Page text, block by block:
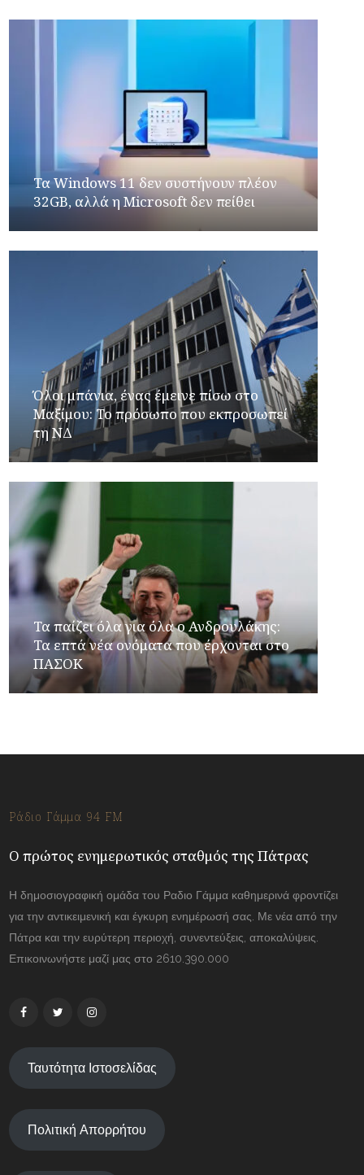
Τα Windows 11 δεν συστήνουν πλέον
32GB, αλλά η Microsoft δεν πείθει
Όλοι μπάνια, ένας έμεινε πίσω στο
Μαξίμου: Το πρόσωπο που εκπροσωπεί
τη ΝΔ
Τα παίζει όλα για όλα ο Ανδρουλάκης:
Τα επτά νέα ονόματα που έρχονται στο
ΠΑΣΟΚ
Ράδιο Γάμμα 94 FM
Ο πρώτος ενημερωτικός σταθμός της Πάτρας
Η δημοσιογραφική ομάδα του Ραδιο Γάμμα καθημερινά φροντίζει
για την αντικειμενική και έγκυρη ενημέρωσή σας. Με νέα από την
Πάτρα και την ευρύτερη περιοχή, συνεντεύξεις, αποκαλύψεις.
Επικοινωνήστε μαζί μας στο 2610.390.000
Ταυτότητα Ιστοσελίδας
Πολιτική Απορρήτου